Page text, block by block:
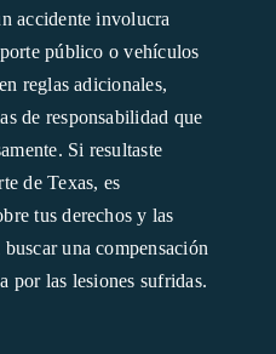
accidente involucra
público o vehículos
reglas adicionales,
de responsabilidad que
Si resultaste
de Texas, es
tus derechos y las
una compensación
por las lesiones sufridas.